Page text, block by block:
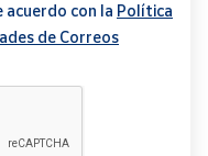
acuerdo con la Política
de Correos